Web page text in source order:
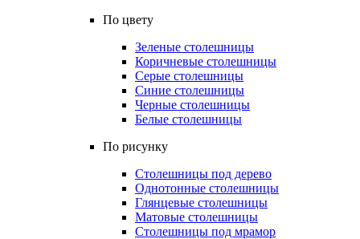
По цвету
Зеленые столешницы
Коричневые столешницы
Серые столешницы
Синие столешницы
Черные столешницы
Белые столешницы
По рисунку
Столешницы под дерево
Однотонные столешницы
Глянцевые столешницы
Матовые столешницы
Столешницы под мрамор